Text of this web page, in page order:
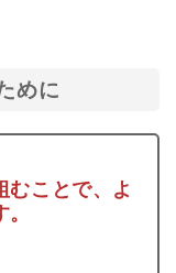
めに
むことで、よ